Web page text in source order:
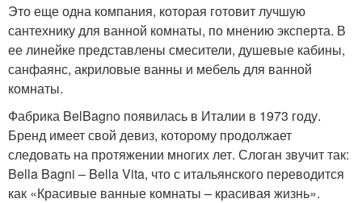
Это еще одна компания, которая готовит лучшую
сантехнику для ванной комнаты, по мнению эксперта. В
ее линейке представлены смесители, душевые кабины,
санфаянс, акриловые ванны и мебель для ванной
комнаты.
Фабрика BelBagno появилась в Италии в 1973 году.
Бренд имеет свой девиз, которому продолжает
следовать на протяжении многих лет. Слоган звучит так:
Bella Bagni – Bella Vita, что с итальянского переводится
как «Красивые ванные комнаты – красивая жизнь».